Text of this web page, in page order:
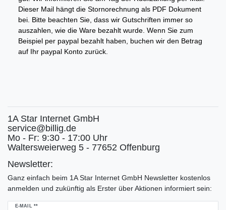
Dieser Mail hängt die Stornorechnung als PDF Dokument
bei. Bitte beachten Sie, dass wir Gutschriften immer so
auszahlen, wie die Ware bezahlt wurde. Wenn Sie zum
Beispiel per paypal bezahlt haben, buchen wir den Betrag
auf Ihr paypal Konto zurück.
1A Star Internet GmbH
service@billig.de
Mo - Fr: 9:30 - 17:00 Uhr
Waltersweierweg 5 - 77652 Offenburg
Newsletter:
Ganz einfach beim 1A Star Internet GmbH Newsletter kostenlos
anmelden und zukünftig als Erster über Aktionen informiert sein:
E-MAIL **
Newsletter